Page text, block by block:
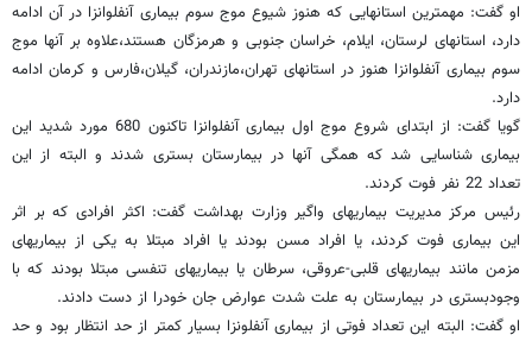
او گفت: مهمترین استانهایی که هنوز شیوع موج سوم بیماری آنفلوانزا در آن ادامه
دارد، استانهای لرستان، ایلام، خراسان جنوبی و هرمزگان هستند،‌علاوه بر آنها موج
سوم بیماری آنفلوانزا هنوز در استانهای تهران،‌مازندران، گیلان،‌فارس و کرمان ادامه
دارد.
گویا گفت:‌ از ابتدای شروع موج اول بیماری آنفلوانزا تاکنون 680 مورد شدید این
بیماری شناسایی شد که همگی آنها در بیمارستان بستری شدند و البته از این
تعداد 22 نفر فوت کردند.
رئیس مرکز مدیریت بیماریهای واگیر وزارت بهداشت گفت: اکثر افرادی که بر اثر
این بیماری فوت کردند، یا افراد مسن بودند یا افراد مبتلا به یکی از بیماریهای
مزمن مانند بیماریهای قلبی-عروقی، سرطان یا بیماریهای تنفسی مبتلا بودند که با
وجودبستری در بیمارستان به علت شدت عوارض جان خودرا از دست دادند.
او گفت: البته این تعداد فوتی از بیماری آ‌نفلونزا بسیار کمتر از حد انتظار بود و حد